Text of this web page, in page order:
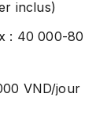
inclus)
: 40 000-80
VND/jour